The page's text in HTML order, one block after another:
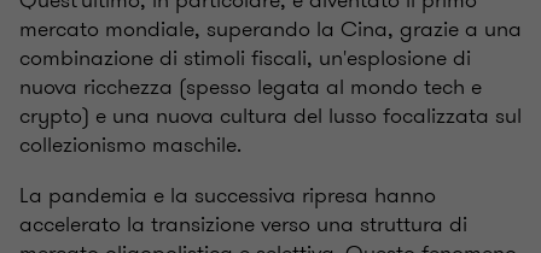
mercato mondiale, superando la Cina, grazie a una
combinazione di stimoli fiscali, un'esplosione di
nuova ricchezza (spesso legata al mondo tech e
crypto) e una nuova cultura del lusso focalizzata sul
collezionismo maschile.
La pandemia e la successiva ripresa hanno
accelerato la transizione verso una struttura di